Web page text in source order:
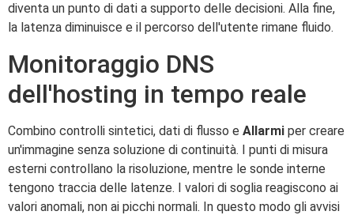
diventa un punto di dati a supporto delle decisioni. Alla fine,
la latenza diminuisce e il percorso dell'utente rimane fluido.
Monitoraggio DNS
dell'hosting in tempo reale
Combino controlli sintetici, dati di flusso e Allarmi per creare
un'immagine senza soluzione di continuità. I punti di misura
esterni controllano la risoluzione, mentre le sonde interne
tengono traccia delle latenze. I valori di soglia reagiscono ai
valori anomali, non ai picchi normali. In questo modo gli avvisi